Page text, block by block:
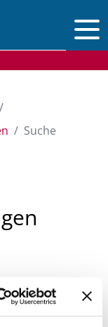
Suche
für ein
Sie